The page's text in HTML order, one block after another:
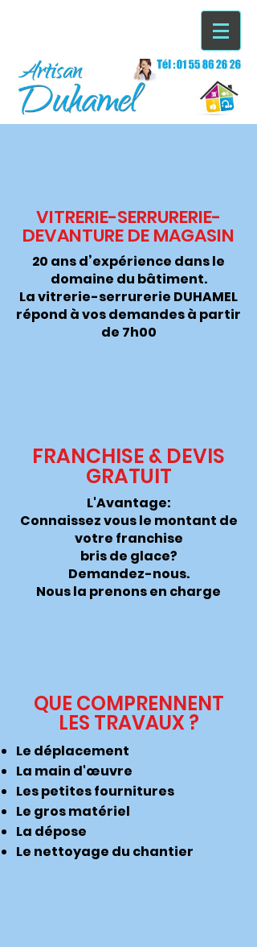
VITRERIE-SERRURERIE-
DEVANTURE DE MAGASIN
20 ans d’expérience dans le
domaine du bâtiment.
La vitrerie-serrurerie DUHAMEL
répond à vos demandes à partir
de 7h00
FRANCHISE & DEVIS
GRATUIT
L'Avantage:
Connaissez vous le montant de
votre franchise
bris de glace?
Demandez-nous.
Nous la prenonsen charge
QUE COMPRENNENT
LES TRAVAUX ?
Le déplacement
La main d'œuvre
Les petites fournitures
Le gros matériel
La dépose
Le nettoyage du chantier